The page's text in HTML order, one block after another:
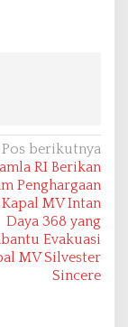
Pos berikutnya
RI Berikan
Penghargaan
MV Intan
Daya 368 yang
Evakuasi
MV Silvester
Sincere